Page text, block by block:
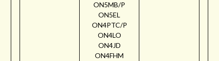
ON5MB/P
ON5EL
ON4PTC/P
ON4LO
ON4JD
ON4FHM